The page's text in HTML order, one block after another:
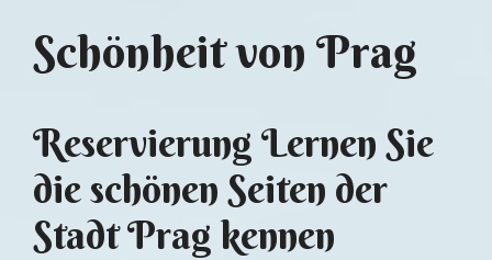
Schönheit von Prag
Reservierung Lernen Sie
die schönen Seiten der
Stadt Prag kennen